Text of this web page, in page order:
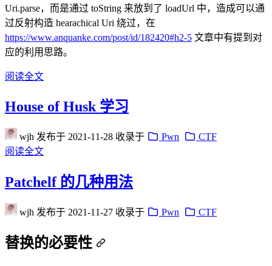
Uri.parse，而是通过 toString 来放到了 loadUrl 中，造成可以通
过反射构造 hearachical Uri 绕过，在
https://www.anquanke.com/post/id/182420#h2-5 文章中有提到对
应的利用思路。
阅读全文
House of Husk 学习
wjh 发布于 2021-11-28 收录于 Pwn
CTF
阅读全文
Patchelf 的几种用法
wjh 发布于 2021-11-27 收录于 Pwn CTF
替换的必要性